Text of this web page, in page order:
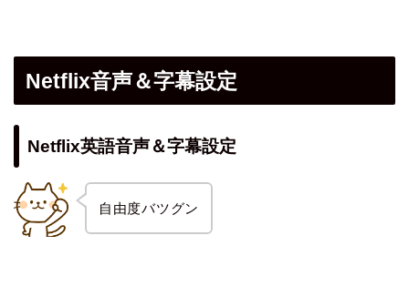
Netflix音声＆字幕設定
Netflix英語音声＆字幕設定
自由度バツグン